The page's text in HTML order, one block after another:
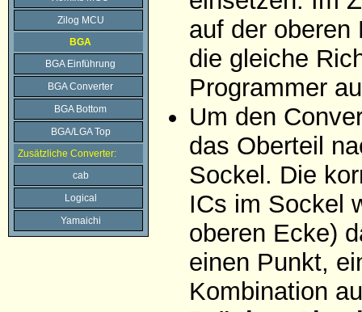
Zilog MCU
BGA
BGA Einführung
BGA Converter
BGA Bottom
BGA/LGA Top
Zusätzliche Converter:
cab
Logical
Yamaichi
auf der
die gleiche
Programmer
Um den
das Oberteil
Sockel. Die
ICs im Sockel
oberen Ecke)
einen Punkt,
Kombination